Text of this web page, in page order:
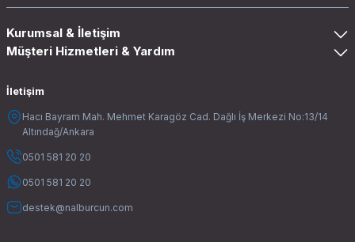
Kurumsal & İletişim
Müşteri Hizmetleri & Yardım
İletişim
Hacı Bayram Mah. Mehmet Karagöz Cad. Dağlı İş Merkezi No:13/14
Altındağ/Ankara
0501 581 20 20
0501 581 20 20
destek@nalburcun.com